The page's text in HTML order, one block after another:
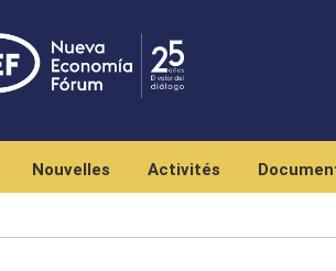
Nouvelles Activités